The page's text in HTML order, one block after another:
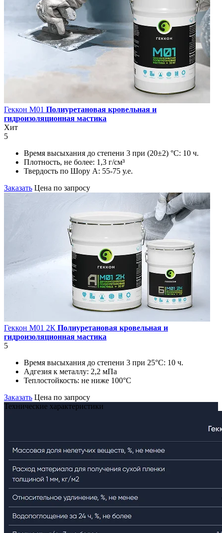
Геккон М01 Полиуретановая кровельная и
гидроизоляционная мастика
Хит
5
Время высыхания до степени 3 при (20±2) °С: 10 ч.
Плотность, не более: 1,3 г/см³
Твердость по Шору А: 55-75 у.е.
Заказать Цена по запросу
Геккон М01 2К Полиуретановая кровельная и
гидроизоляционная мастика
5
Время высыхания до степени 3 при 25°С: 10 ч.
Адгезия к металлу: 2,2 мПа
Теплостойкость: не ниже 100°С
Заказать Цена по запросу
Технические характеристики